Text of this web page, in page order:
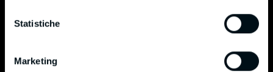
Statistiche
Marketing
FSC
Certificate
certified in accordance with standard STD 40-004
with license code FSC-C160853. FSC
is dedicated to promoting responsible forest